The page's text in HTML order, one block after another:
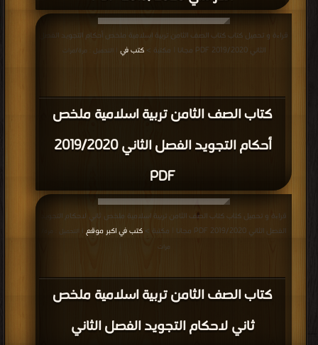
كتاب الصف الثامن تربية اسلامية ملخص
أحكام التجويد الفصل الثاني 2019/2020
PDF
قراءة و تحميل كتاب كتاب الصف الثامن تربية اسلامية ملخص أحكام التجويد الفصل
الثاني 2019/2020 PDF مجانا | مكتبة >
كتب في | التحميل : مرة/مرات
كتاب الصف الثامن تربية اسلامية ملخص
ثاني لاحكام التجويد الفصل الثاني
قراءة و تحميل كتاب كتاب الصف الثامن تربية اسلامية ملخص ثاني لاحكام التجويد
الفصل الثاني 2019/2020 PDF مجانا | مكتبة >
كتب في اكبر موقع | التحميل : مرة/
مرات